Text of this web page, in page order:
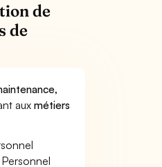
de
de
auxmétiers